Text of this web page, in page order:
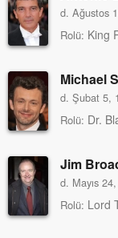
d. Ağustos
Rolü: King
Michael
d. Şubat 5,
Rolü: Dr.
Jim
d. Mayıs
Rolü: Lord